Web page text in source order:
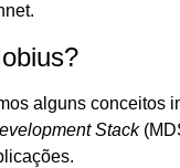
alguns conceitos
Stack